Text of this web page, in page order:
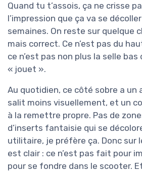
Quand tu t’assois, ça ne crisse
l’impression que ça va se
semaines. On reste sur quelque
mais correct. Ce n’est pas du
ce n’est pas non plus la selle
« jouet ».
Au quotidien, ce côté sobre a un
salit moins visuellement, et un
à la remettre propre. Pas de
d’inserts fantaisie qui se
utilitaire, je préfère ça. Donc sur
est clair : ce n’est pas fait pour
pour se fondre dans le scooter.